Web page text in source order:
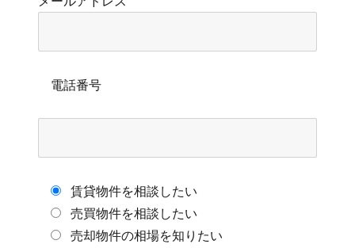
電話番号
賃貸物件を相談したい
売買物件を相談したい
売却物件の相場を知りたい